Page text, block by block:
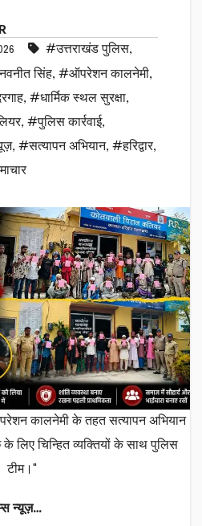
#उत्तराखंड पुलिस,
सिंह, #ऑपरेशन कालनेमी,
, #धार्मिक स्थल सुरक्षा,
, #पुलिस कार्रवाई,
, #सत्यापन अभियान, #हरिद्वार,
कालनेमी के तहत सत्यापन अभियान
के लिए चिन्हित व्यक्तियों के साथ पुलिस
टीम।"
न्यूज़…